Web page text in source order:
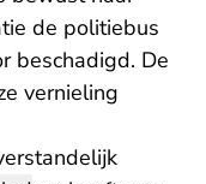
de politiebus
beschadigd. De
vernieling